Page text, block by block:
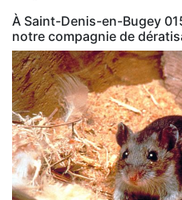
À Saint-Denis-en-Bugey
notre compagnie de